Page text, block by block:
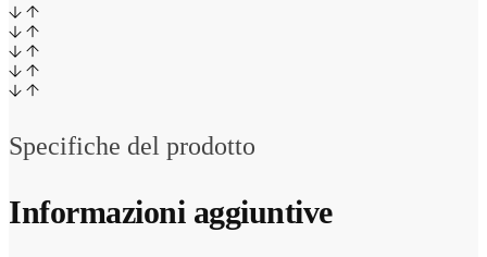
Specifiche del prodotto
Informazioni aggiuntive